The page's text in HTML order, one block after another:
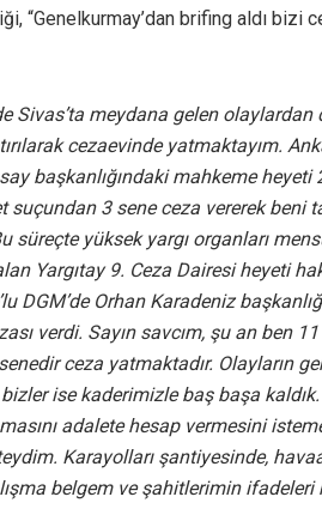
“Genelkurmay’dan brifing aldı bizi
Sivas’ta meydana gelen olaylardan
cezaevinde yatmaktayım.
başkanlığındaki mahkeme heyeti
suçundan 3 sene ceza vererek beni
süreçte yüksek yargı organları
Yargıtay 9. Ceza Dairesi heyeti
DGM’de Orhan Karadeniz
verdi. Sayın savcım, şu an ben
ceza yatmaktadır. Olayların
bizler ise kaderimizle baş başa
adalete hesap vermesini
Karayolları şantiyesinde,
belgem ve şahitlerimin ifadeleri